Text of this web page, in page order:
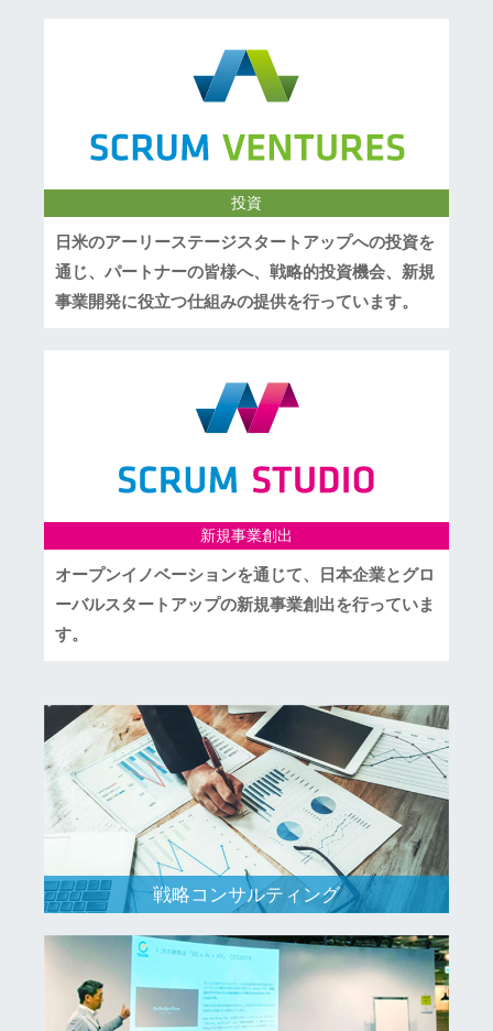
投資
日米のアーリーステージスタートアップへの投資を
通じ、パートナーの皆様へ、戦略的投資機会、新規
事業開発に役立つ仕組みの提供を行っています。
新規事業創出
オープンイノベーションを通じて、日本企業とグロ
ーバルスタートアップの新規事業創出を行っていま
す。
戦略コンサルティング